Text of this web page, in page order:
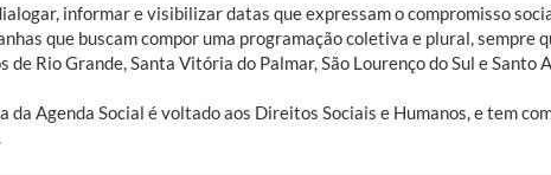
informar e visibilizar datas que expressam o compromisso
que buscam compor uma programação coletiva e plural, sempre
de Rio Grande, Santa Vitória do Palmar, São Lourenço do Sul e Santo
da Agenda Social é voltado aos Direitos Sociais e Humanos, e tem